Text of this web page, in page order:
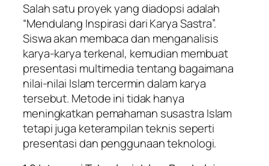
Salah satu proyek yang diadopsi adalah
“Mendulang Inspirasi dari Karya Sastra”.
Siswa akan membaca dan menganalisis
karya-karya terkenal, kemudian membuat
presentasi multimedia tentang bagaimana
nilai-nilai Islam tercermin dalam karya
tersebut. Metode ini tidak hanya
meningkatkan pemahaman susastra Islam
tetapi juga keterampilan teknis seperti
presentasi dan penggunaan teknologi.